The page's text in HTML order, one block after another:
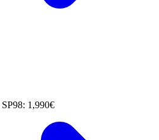
SP98: 1,990€